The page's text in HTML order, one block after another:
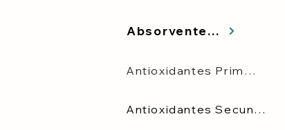
Absorventes UV
Antioxidantes Primários
Antioxidantes Secundários